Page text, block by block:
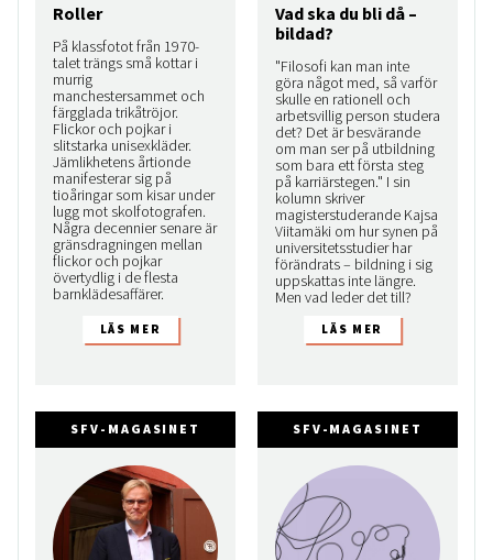
Roller
På klassfotot från 1970-
talet trängs små kottar i
murrig
manchestersammet och
färgglada trikåtröjor.
Flickor och pojkar i
slitstarka unisexkläder.
Jämlikhetens årtionde
manifesterar sig på
tioåringar som kisar under
lugg mot skolfotografen.
Några decennier senare är
gränsdragningen mellan
flickor och pojkar
övertydlig i de flesta
barnklädesaffärer.
Vad ska du bli då –
bildad?
"Filosofi kan man inte
göra något med, så varför
skulle en rationell och
arbetsvillig person studera
det? Det är besvärande
om man ser på utbildning
som bara ett första steg
på karriärstegen." I sin
kolumn skriver
magisterstuderande Kajsa
Viitamäki om hur synen på
universitetsstudier har
förändrats – bildning i sig
uppskattas inte längre.
Men vad leder det till?
SFV-MAGASINET SFV-MAGASINET